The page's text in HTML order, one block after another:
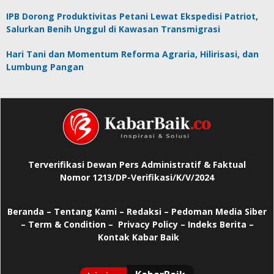
IPB Dorong Produktivitas Petani Lewat Ekspedisi Patriot,
Salurkan Benih Unggul di Kawasan Transmigrasi
Hari Tani dan Momentum Reforma Agraria, Hilirisasi, dan
Lumbung Pangan
Terverifikasi Dewan Pers Administratif & Faktual
Nomor 1213/DP-Verifikasi/K/V/2024
Beranda – Tentang Kami – Redaksi – Pedoman Media Siber
– Term & Condition – Privacy Policy– Indeks Berita –
Kontak Kabar Baik